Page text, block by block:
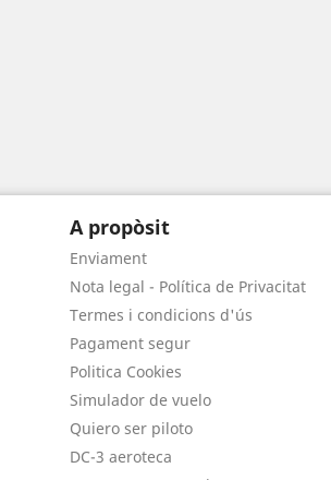
A propòsit
Enviament
Nota legal - Política de Privacitat
Termes i condicions d'ús
Pagament segur
Politica Cookies
Simulador de vuelo
Quiero ser piloto
DC-3 aeroteca